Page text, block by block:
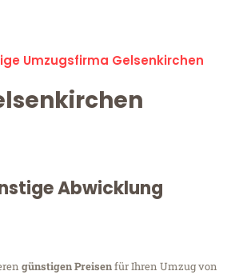
Umzugsfirma Gelsenkirchen
Abwicklung
günstigen Preisenfür Ihren Umzug von